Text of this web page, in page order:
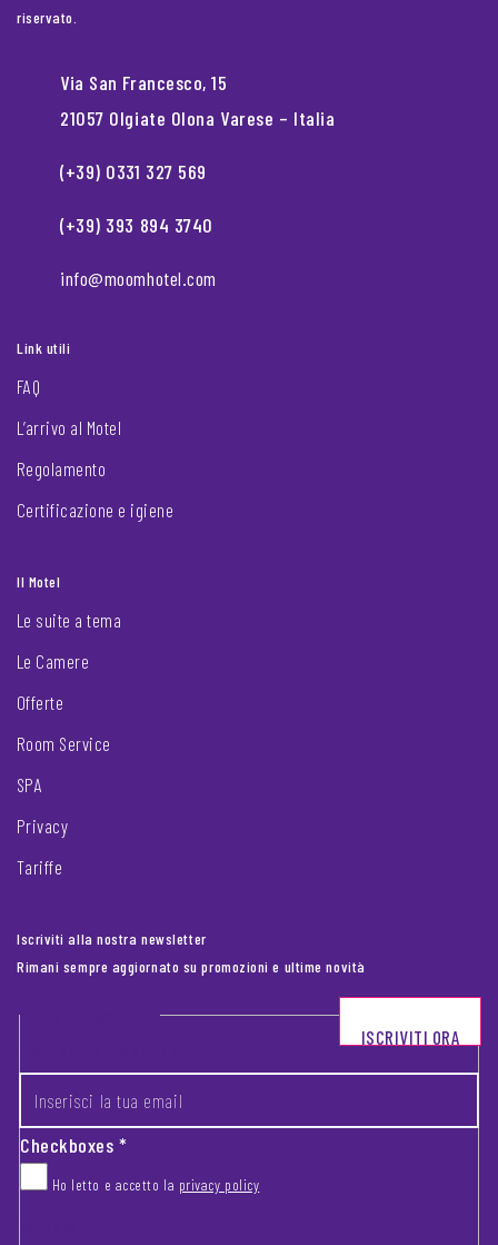
riservato.
Via San Francesco, 15
21057 Olgiate Olona Varese – Italia
(+39) 0331 327 569
(+39) 393 894 3740
info@moomhotel.com
Link utili
FAQ
L’arrivo al Motel
Regolamento
Certificazione e igiene
Il Motel
Le suite a tema
Le Camere
Offerte
Room Service
SPA
Privacy
Tariffe
Iscriviti alla nostra newsletter
Rimani sempre aggiornato su promozioni e ultime novità
Footer newsletter
Checkboxes*
Ho letto e accetto la privacy policy
ISCRIVITI ORA